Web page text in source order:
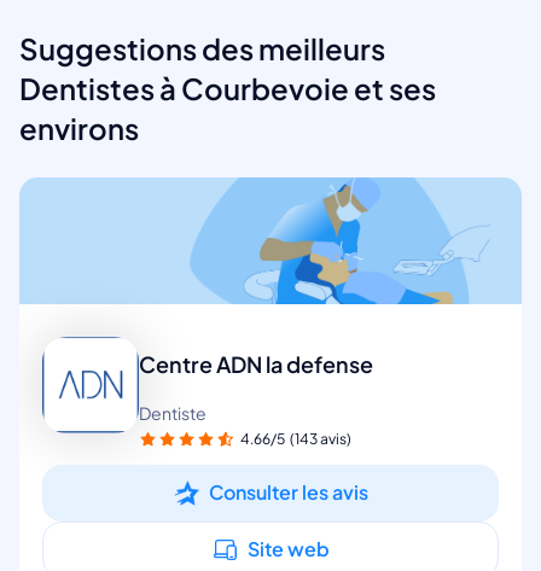
Suggestions des meilleurs
Dentistes à Courbevoie et ses
environs
Centre ADN la defense
Dentiste
4.66/5 (143 avis)
Consulter les avis
Site web